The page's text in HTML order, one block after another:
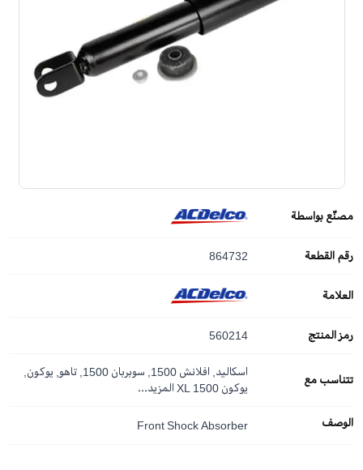
مصنّع بواسطة
رقم القطعة 864732
العلامة
رمز المنتج 560214
تتناسب مع
اسكاليد, افلانش 1500, سوبربان 1500, تاهو, يوكون,
يوكون XL 1500
المزيد...
الوصف Front Shock Absorber